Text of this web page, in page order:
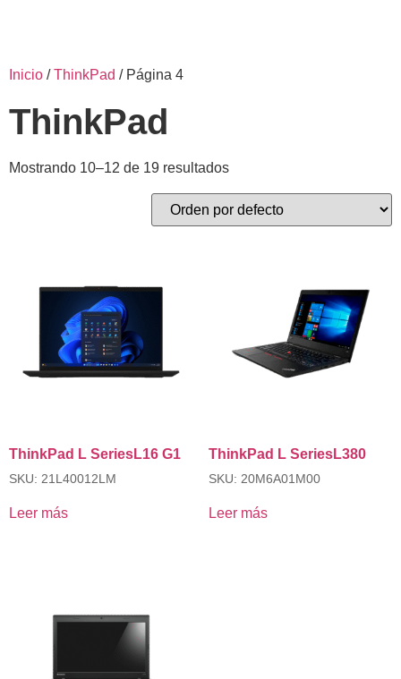
Inicio /ThinkPad / Página 4
ThinkPad
Mostrando 10–12 de 19 resultados
ThinkPad L SeriesL16 G1
SKU: 21L40012LM
Leer más
ThinkPad L SeriesL380
SKU: 20M6A01M00
Leer más